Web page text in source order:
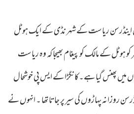
اینڈرسن ریاست کے شہر نڈی کے ایک ہوٹل
تھا اور اس نے 8نومبر کو ہوٹل کے مالک کو پیغام بھیجا کہ وہ ریاست
میں پھنس گیا ہے۔کانگڑا کے ایس پی خوشحال
روزانہ پہاڑوں کی سیر پر جاتا تھا ۔ انہوں نے